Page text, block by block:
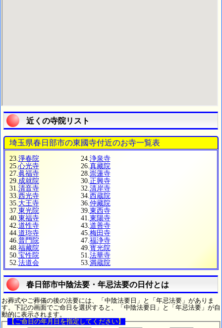
近くの寺院リスト
埼玉県春日部市の東國寺付近のお寺一覧表
23. 淨春院 24. 浄泉寺
25. 心光寺 26. 真藏院
27. 眞福寺 28. 崇蓮寺
29. 成就院 30. 正興寺
31. 清音寺 32. 清岸寺
33. 西光寺 34. 西蔵院
35. 大王寺 36. 仲藏院
37. 東光院 39. 東西寺
40. 東福寺 41. 東陽寺
42. 道性寺 43. 道善寺
44. 道珎寺 45. 梅田寺
46. 普門院 47. 福浄寺
48. 福藏院 49. 寳光院
50. 宝性院 51. 法華寺
52. 法道会 53. 満蔵院
春日部市中陰法要・年忌法要の日付とは
お葬式やご葬儀の後の法要には、「中陰法要日」と「年忌法要」がありま
す。下記の画面でご命日を選択すると、「中陰法要日」と「年忌法要」が自
動的に表示されます。
【ご命日の年月日を指定してください】